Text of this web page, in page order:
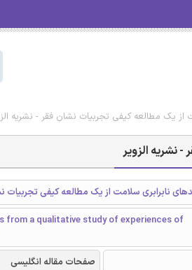
از یک مطالعه کیفی تجربیات نشان فقر - نشریه
نشریه الزویر
نابرابری سلامت از یک مطالعه کیفی تجربیات
from a qualitative study of experiences of
صفحات مقاله انگلیسی